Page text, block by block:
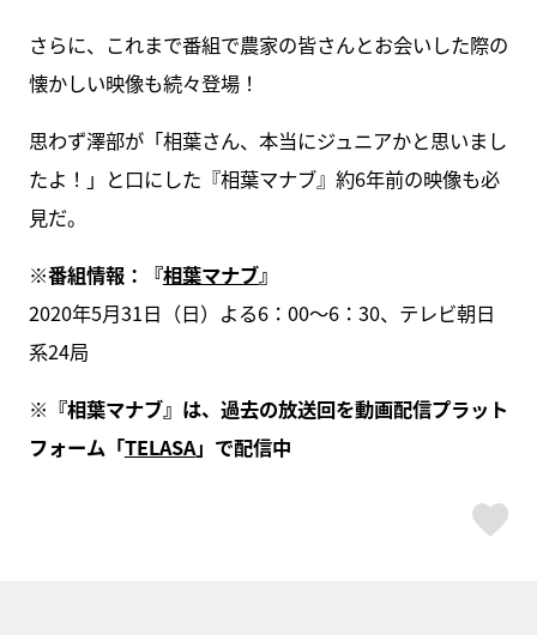
さらに、これまで番組で農家の皆さんとお会いした際の
懐かしい映像も続々登場！
思わず澤部が「相葉さん、本当にジュニアかと思いまし
たよ！」と口にした『相葉マナブ』約6年前の映像も必
見だ。
※番組情報：『相葉マナブ』
2020年5月31日（日）よる6：00～6：30、テレビ朝日
系24局
※『相葉マナブ』は、過去の放送回を動画配信プラット
フォーム「TELASA」で配信中